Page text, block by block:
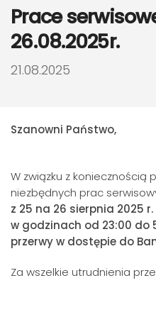
Prace
26.08.2025r.
DATA PUBLIKACJI:
21.08.2025
Szanowni Państwo,
W związku z koniecznością
niezbędnych prac
z 25 na 26 sierpnia 2025
w godzinach od 23:00 do
przerwy w dostępie do
Za wszelkie utrudnienia